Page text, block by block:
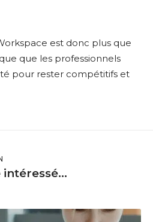
est donc plus que
que les professionnels
pour rester compétitifs et